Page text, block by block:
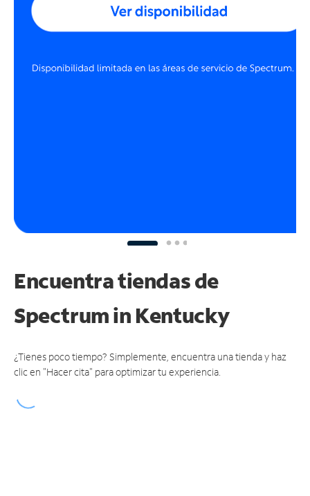
Encuentra tiendas de
Spectrumin Kentucky
¿Tienes poco tiempo? Simplemente, encuentra una tienda y haz
clic en "Hacer cita" para optimizar tu experiencia.